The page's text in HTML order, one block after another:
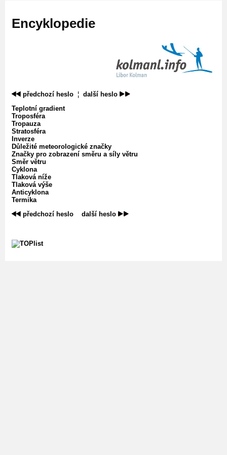
Encyklopedie
předchozí heslo ¦ další heslo
Teplotní gradient
Troposféra
Tropauza
Stratosféra
Inverze
Důležité meteorologické značky
Značky pro zobrazení směru a síly větru
Směr větru
Cyklona
Tlaková níže
Tlaková výše
Anticyklona
Termika
předchozí heslo
další heslo